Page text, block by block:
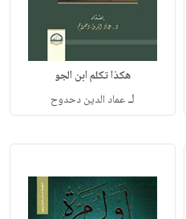
هكذا تكلم ابن الجو
لـعماد الدين دحدوح